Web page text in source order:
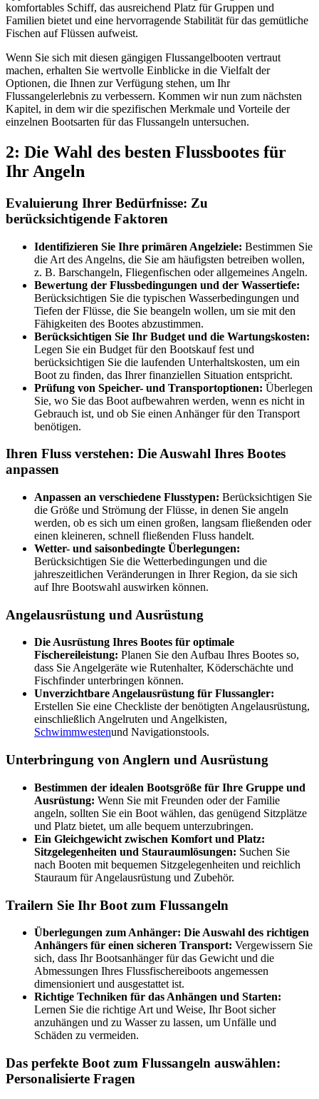
komfortables Schiff, das ausreichend Platz für Gruppen und
Familien bietet und eine hervorragende Stabilität für das gemütliche
Fischen auf Flüssen aufweist.
Wenn Sie sich mit diesen gängigen Flussangelbooten vertraut
machen, erhalten Sie wertvolle Einblicke in die Vielfalt der
Optionen, die Ihnen zur Verfügung stehen, um Ihr
Flussangelerlebnis zu verbessern. Kommen wir nun zum nächsten
Kapitel, in dem wir die spezifischen Merkmale und Vorteile der
einzelnen Bootsarten für das Flussangeln untersuchen.
2: Die Wahl des besten Flussbootes für
Ihr Angeln
Evaluierung Ihrer Bedürfnisse: Zu
berücksichtigende Faktoren
Identifizieren Sie Ihre primären Angelziele: Bestimmen Sie
die Art des Angelns, die Sie am häufigsten betreiben wollen,
z. B. Barschangeln, Fliegenfischen oder allgemeines Angeln.
Bewertung der Flussbedingungen und der Wassertiefe:
Berücksichtigen Sie die typischen Wasserbedingungen und
Tiefen der Flüsse, die Sie beangeln wollen, um sie mit den
Fähigkeiten des Bootes abzustimmen.
Berücksichtigen Sie Ihr Budget und die Wartungskosten:
Legen Sie ein Budget für den Bootskauf fest und
berücksichtigen Sie die laufenden Unterhaltskosten, um ein
Boot zu finden, das Ihrer finanziellen Situation entspricht.
Prüfung von Speicher- und Transportoptionen: Überlegen
Sie, wo Sie das Boot aufbewahren werden, wenn es nicht in
Gebrauch ist, und ob Sie einen Anhänger für den Transport
benötigen.
Ihren Fluss verstehen: Die Auswahl Ihres Bootes
anpassen
Anpassen an verschiedene Flusstypen: Berücksichtigen Sie
die Größe und Strömung der Flüsse, in denen Sie angeln
werden, ob es sich um einen großen, langsam fließenden oder
einen kleineren, schnell fließenden Fluss handelt.
Wetter- und saisonbedingte Überlegungen:
Berücksichtigen Sie die Wetterbedingungen und die
jahreszeitlichen Veränderungen in Ihrer Region, da sie sich
auf Ihre Bootswahl auswirken können.
Angelausrüstung und Ausrüstung
Die Ausrüstung Ihres Bootes für optimale
Fischereileistung: Planen Sie den Aufbau Ihres Bootes so,
dass Sie Angelgeräte wie Rutenhalter, Köderschächte und
Fischfinder unterbringen können.
Unverzichtbare Angelausrüstung für Flussangler:
Erstellen Sie eine Checkliste der benötigten Angelausrüstung,
einschließlich Angelruten und Angelkisten,
Schwimmwestenund Navigationstools.
Unterbringung von Anglern und Ausrüstung
Bestimmen der idealen Bootsgröße für Ihre Gruppe und
Ausrüstung: Wenn Sie mit Freunden oder der Familie
angeln, sollten Sie ein Boot wählen, das genügend Sitzplätze
und Platz bietet, um alle bequem unterzubringen.
Ein Gleichgewicht zwischen Komfort und Platz:
Sitzgelegenheiten und Stauraumlösungen: Suchen Sie
nach Booten mit bequemen Sitzgelegenheiten und reichlich
Stauraum für Angelausrüstung und Zubehör.
Trailern Sie Ihr Boot zum Flussangeln
Überlegungen zum Anhänger: Die Auswahl des richtigen
Anhängers für einen sicheren Transport: Vergewissern Sie
sich, dass Ihr Bootsanhänger für das Gewicht und die
Abmessungen Ihres Flussfischereiboots angemessen
dimensioniert und ausgestattet ist.
Richtige Techniken für das Anhängen und Starten:
Lernen Sie die richtige Art und Weise, Ihr Boot sicher
anzuhängen und zu Wasser zu lassen, um Unfälle und
Schäden zu vermeiden.
Das perfekte Boot zum Flussangeln auswählen:
Personalisierte Fragen